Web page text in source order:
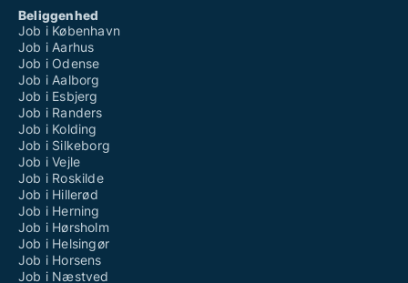
Beliggenhed
Job i København
Job i Aarhus
Job i Odense
Job i Aalborg
Job i Esbjerg
Job i Randers
Job i Kolding
Job i Silkeborg
Job i Vejle
Job i Roskilde
Job i Hillerød
Job i Herning
Job i Hørsholm
Job i Helsingør
Job i Horsens
Job i Næstved